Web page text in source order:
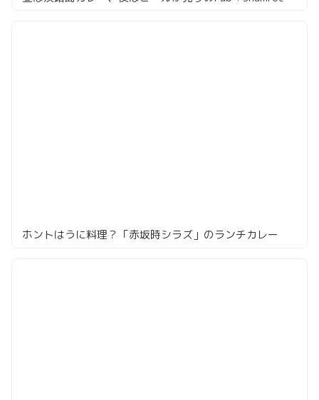
ホントはうに料理？「赤坂時シラズ」のランチカレー